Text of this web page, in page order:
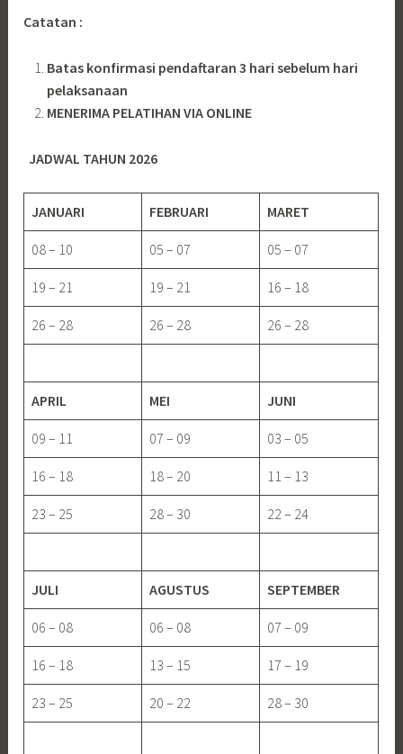
Catatan :
Batas konfirmasi pendaftaran 3 hari sebelum hari
pelaksanaan
MENERIMA PELATIHAN VIA ONLINE
JADWAL TAHUN 2026
JANUARI FEBRUARI MARET
08 – 10 05 – 07 05 – 07
19 – 21 19 – 21 16 – 18
26 – 28 26 – 28 26 – 28
APRIL MEI JUNI
09 – 11 07 – 09 03 – 05
16 – 18 18 – 20 11 – 13
23 – 25 28 – 30 22 – 24
JULI AGUSTUS SEPTEMBER
06 – 08 06 – 08 07 – 09
16 – 18 13 – 15 17 – 19
23 – 25 20 – 22 28 – 30